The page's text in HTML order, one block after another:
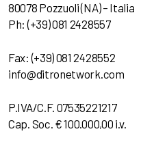
80078 Pozzuoli (NA) – Italia
Ph: (+39) 081 2428557
Fax: (+39) 081 2428552
info@ditronetwork.com
P.IVA/C.F. 07535221217
Cap. Soc. € 100.000,00 i.v.